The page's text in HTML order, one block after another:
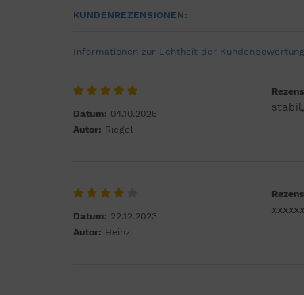
KUNDENREZENSIONEN:
Informationen zur Echtheit der
Datum: 04.10.2025
Autor: Riegel
Datum: 22.12.2023
Autor: Heinz